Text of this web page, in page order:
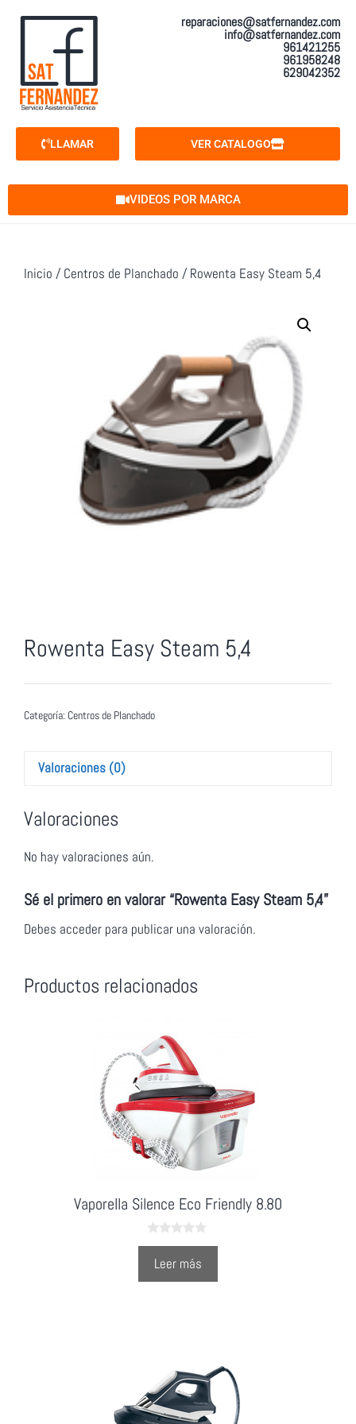
reparaciones@satfernandez.com
info@satfernandez.com
961421255
961958248
629042352
LLAMAR VER CATALOGO
VIDEOS POR MARCA
Inicio / Centros de Planchado / Rowenta Easy Steam 5,4
Rowenta Easy Steam 5,4
Categoría: Centros de Planchado
Valoraciones (0)
Valoraciones
No hay valoraciones aún.
Sé el primero en valorar “Rowenta Easy Steam 5,4”
Debes acceder para publicar una valoración.
Productos relacionados
Vaporella Silence Eco Friendly 8.80
0
Leer más